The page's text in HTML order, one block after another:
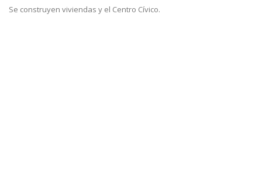
Se construyen viviendas y el Centro Cívico.